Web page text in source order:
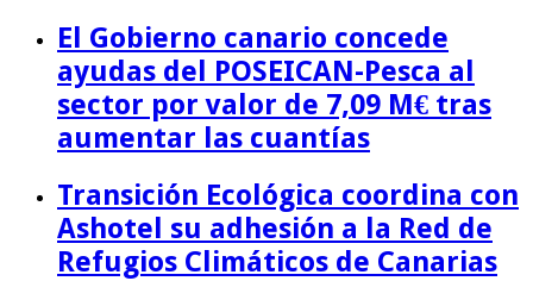
El Gobierno canario concede
ayudas del POSEICAN-Pesca al
sector por valor de 7,09 M€ tras
aumentar las cuantías
Transición Ecológica coordina con
Ashotel su adhesión a la Red de
Refugios Climáticos de Canarias